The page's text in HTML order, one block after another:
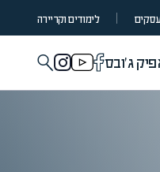
לימודים וקריירה
ג'ובס